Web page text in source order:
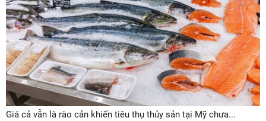
Giá cả vẫn là rào cản khiến tiêu thụ thủy sản tại Mỹ chưa...